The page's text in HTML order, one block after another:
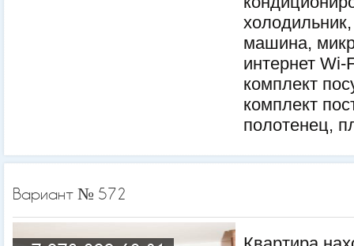
машина,
интернет
комплект
комплект
полотенец,
Вариант № 572